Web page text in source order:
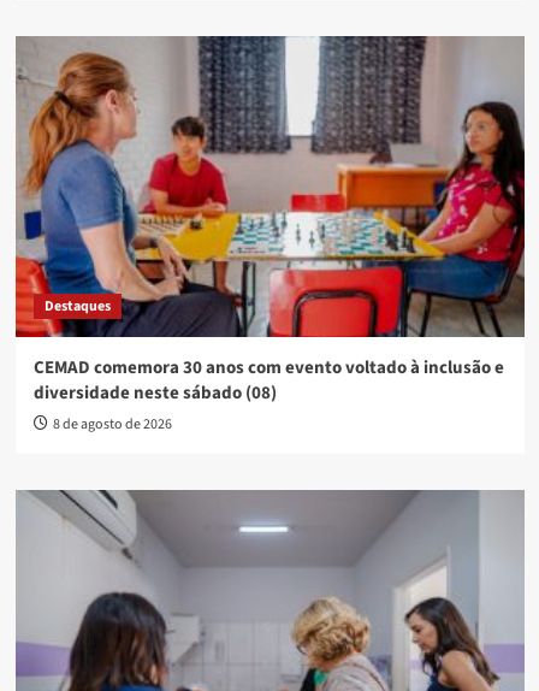
Destaques
CEMAD comemora 30 anos com evento voltado à inclusão e
diversidade neste sábado (08)
8 de agosto de 2026